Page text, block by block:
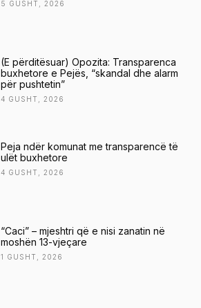
5 GUSHT, 2026
(E përditësuar) Opozita: Transparenca
buxhetore e Pejës, “skandal dhe alarm
për pushtetin”
4 GUSHT, 2026
Peja ndër komunat me transparencë të
ulët buxhetore
4 GUSHT, 2026
“Caci” – mjeshtri që e nisi zanatin në
moshën 13-vjeçare
1 GUSHT, 2026